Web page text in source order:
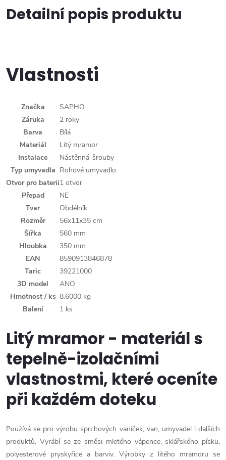
Detailní popis produktu
Vlastnosti
Značka
SAPHO
Záruka
2 roky
Barva
Bílá
Materiál
Litý mramor
Instalace
Nástěnná-šrouby
Typ umyvadla Rohové umyvadlo
Otvor pro baterii1 otvor
Přepad
NE
Tvar
Obdélník
Rozměr
56x11x35 cm
Šířka
560 mm
Hloubka
350 mm
EAN
8590913846878
Taric
39221000
3D model
ANO
Hmotnost / ks 8.6000 kg
Balení
1 ks
Litý mramor - materiál s
tepelně-izolačními
vlastnostmi, které oceníte
při každém doteku
Používá se pro výrobu sprchových vaniček, van, umyvadel i dalších
produktů. Vyrábí se ze směsi mletého vápence, sklářského písku,
polyesterové pryskyřice a barviv. Výrobky z litého mramoru se